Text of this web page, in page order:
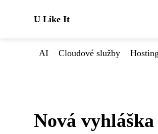
U Like It
AI Cloudové služby
Nová